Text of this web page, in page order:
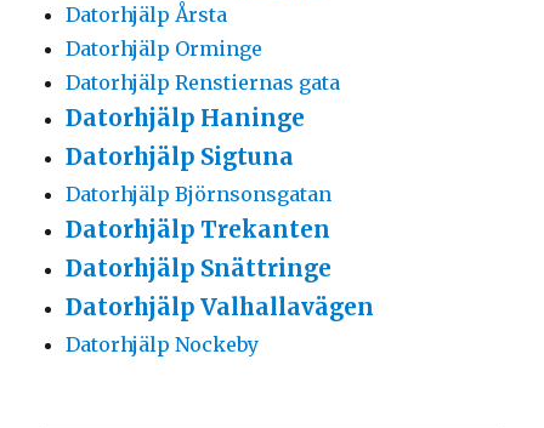
Datorhjälp Årsta
Datorhjälp Orminge
Datorhjälp Renstiernas gata
Datorhjälp Haninge
Datorhjälp Sigtuna
Datorhjälp Björnsonsgatan
Datorhjälp Trekanten
Datorhjälp Snättringe
Datorhjälp Valhallavägen
Datorhjälp Nockeby